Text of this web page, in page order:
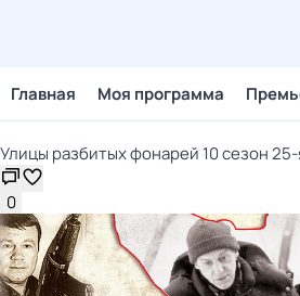
Главная Моя программа
Улицы разбитых фонарей 10 сезон
0